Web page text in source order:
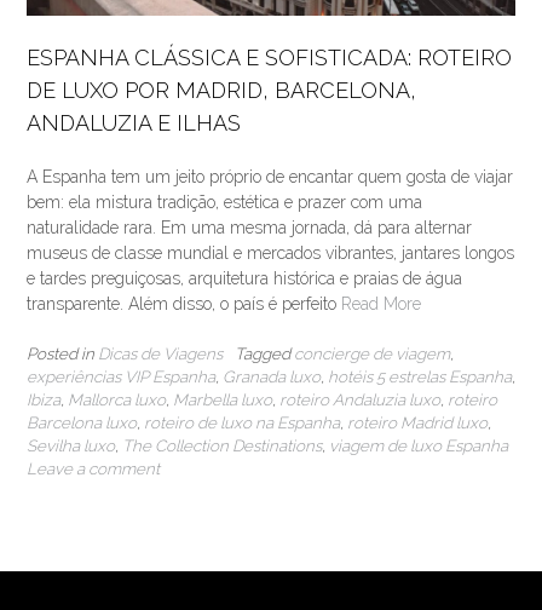
ESPANHA CLÁSSICA E SOFISTICADA: ROTEIRO
DE LUXO POR MADRID, BARCELONA,
ANDALUZIA E ILHAS
A Espanha tem um jeito próprio de encantar quem gosta de viajar
bem: ela mistura tradição, estética e prazer com uma
naturalidade rara. Em uma mesma jornada, dá para alternar
museus de classe mundial e mercados vibrantes, jantares longos
e tardes preguiçosas, arquitetura histórica e praias de água
transparente. Além disso, o país é perfeito Read More
Posted in Dicas de Viagens Taggedconcierge de viagem,
experiências VIP Espanha, Granada luxo, hotéis 5 estrelas Espanha,
Ibiza, Mallorca luxo, Marbella luxo, roteiro Andaluzia luxo, roteiro
Barcelona luxo, roteiro de luxo na Espanha, roteiro Madrid luxo,
Sevilha luxo, The Collection Destinations, viagem de luxo Espanha
Leave a comment